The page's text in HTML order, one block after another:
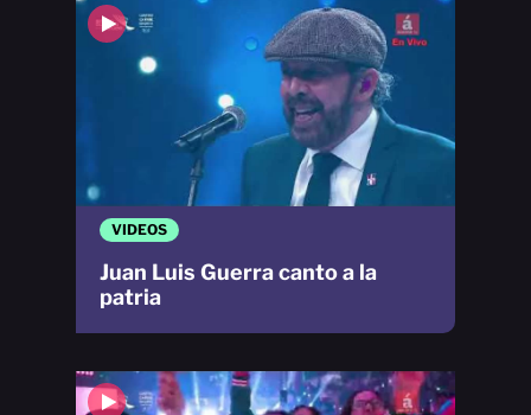
VIDEOS
Juan Luis Guerra canto a la
patria